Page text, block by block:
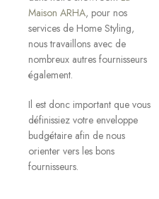
Maison ARHA, pour nos
services de Home Styling,
nous travaillons avec de
nombreux autres fournisseurs
également.
Il est donc important que vous
définissiez votre enveloppe
budgétaire afin de nous
orienter vers les bons
fournisseurs.